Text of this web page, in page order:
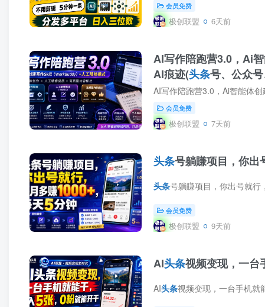
会员免费
极创联盟 6天前
AI写作陪跑营3.0，Ai
AI痕迹(头条号、公众
AI写作陪跑营3.0，Ai智能体
会员免费
极创联盟 7天前
头条号躺賺项目，你出
头条号躺賺项目，你出号就行，每月多賺1000+，
会员免费
极创联盟 9天前
AI头条视频变现，一台
AI头条视频变现，一台手机就能干，日入5张，0